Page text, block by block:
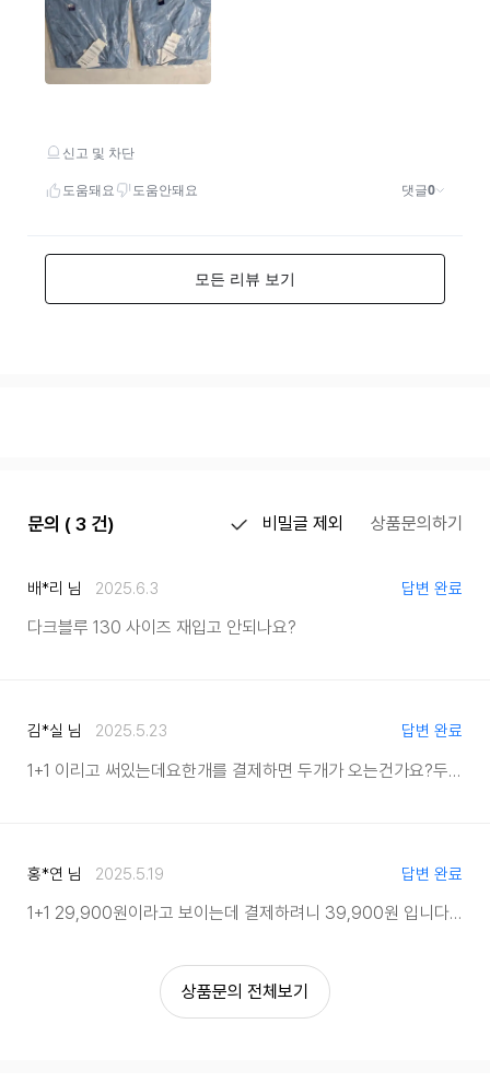
문의 ( 3 건) 비밀글 제외 상품문의하기
배*리 님 2025.6.3 답변 완료
다크블루 130 사이즈 재입고 안되나요?
김*실 님 2025.5.23 답변 완료
1+1 이리고 써있는데요한개를 결제하면 두개가 오는건가요?두개를 선택했더니 할인이 안되네요
홍*연 님 2025.5.19 답변 완료
1+1 29,900원이라고 보이는데 결제하려니 39,900원 입니다. 어떻게 하면 29,900원에 구매가능한가요?
상품문의 전체보기